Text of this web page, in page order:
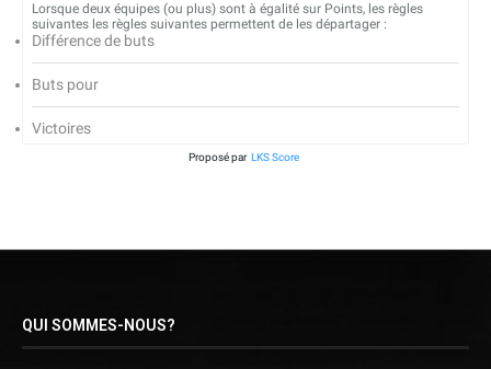
Lorsque deux équipes (ou plus) sont à égalité sur Points, les règles
suivantes les règles suivantes permettent de les départager :
Différence de buts
Buts pour
Victoires
Proposé par LKS Score
QUI SOMMES-NOUS?